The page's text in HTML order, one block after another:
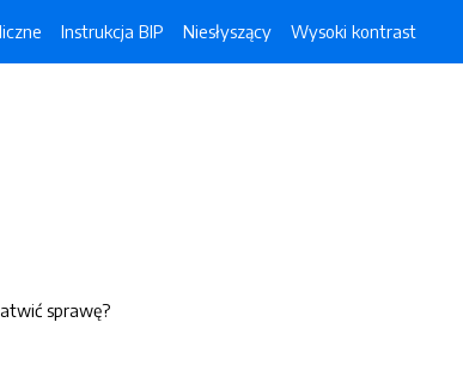
Instrukcja BIP Niesłyszący Wysoki kontrast
sprawę?